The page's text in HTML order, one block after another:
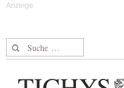
Suche nach: